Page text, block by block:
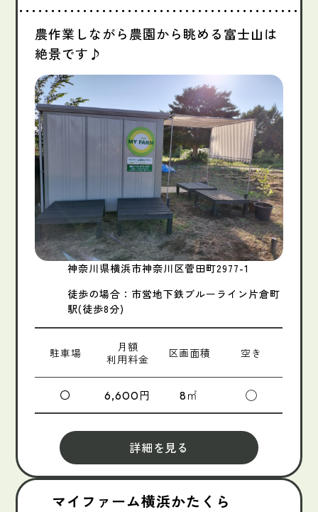
農作業しながら農園から眺める富士山は
絶景です♪
神奈川県横浜市神奈川区菅田町2977-1
徒歩の場合：市営地下鉄ブルーライン片倉町
駅(徒歩8分)
駐車場
月額
利用料金
区画面積 空き
〇 6,600円 8㎡ ◯
詳細を見る
マイファーム横浜かたくら